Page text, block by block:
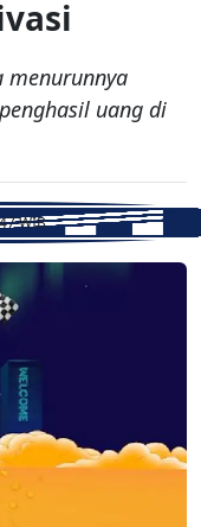
menurunnya
uang di
WIB